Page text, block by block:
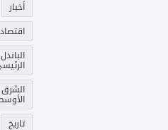
أخبار
اقتصاد
الباندل
الشرق
تاريخ